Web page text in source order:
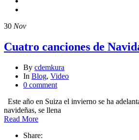
30 Nov
Cuatro canciones de
By cdemkura
In Blog, Video
0 comment
Este año en Suiza el invierno se ha
navideñas, se llena
Read More
Share: